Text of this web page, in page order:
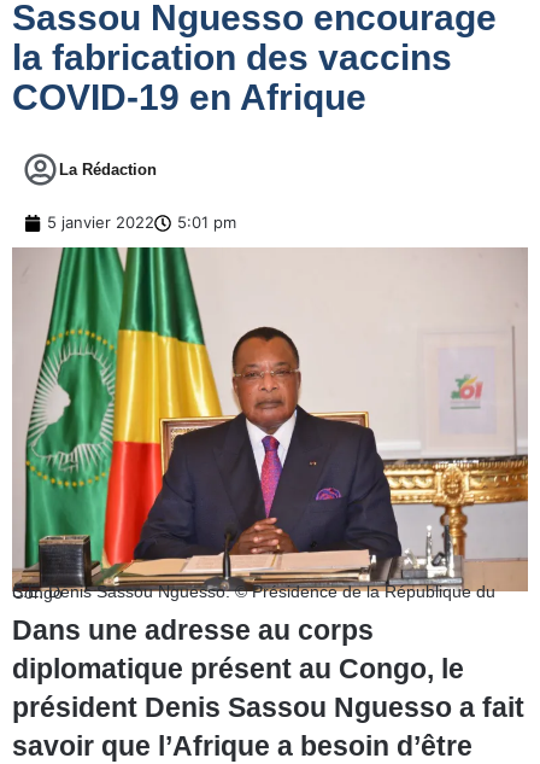
Sassou Nguesso encourage
la fabrication des vaccins
COVID-19 en Afrique
La Rédaction
5 janvier 2022 5:01 pm
S.E. Dénis Sassou Nguesso. © Présidence de la République du Congo
Dans une adresse au corps
diplomatique présent au Congo, le
président Denis Sassou Nguesso a fait
savoir que l’Afrique a besoin d’être